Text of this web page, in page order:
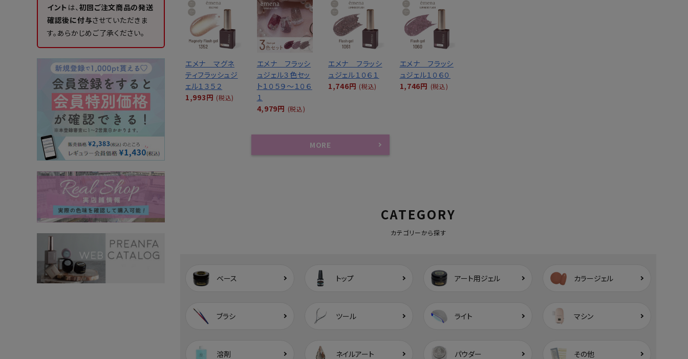
イント は、初回ご注文商品の発送
確認後に付与させていただきま
す。あらかじめご了承ください。
エメナ マグネ
ティフラッシュジ
ェル１３５２
1,993円 (税込)
エメナ フラッシ
ュジェル３色セッ
ト１０５９～１０６
１
4,979円 (税込)
エメナ フラッシ
ュジェル１０６１
1,746円 (税込)
エメナ フラッシ
ュジェル１０６０
1,746円 (税込)
MORE
CATEGORY
カテゴリーから探す
ベース トップ アート用ジェル カラージェル
ブラシ ツール ライト マシン
溶剤 ネイルアート パウダー その他